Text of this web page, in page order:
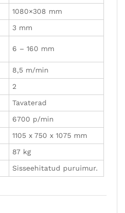
1080×308 mm
3 mm
6 – 160 mm
8,5 m/min
2
Tavaterad
6700 p/min
1105 x 750 x 1075 mm
87 kg
Sisseehitatud puruimur.